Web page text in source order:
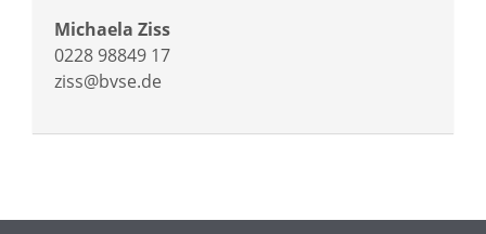
Michaela Ziss
0228 98849 17
ziss@bvse.de